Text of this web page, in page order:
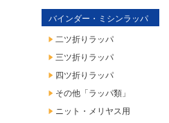
バインダー・ミシンラッパ
二ツ折りラッパ
三ツ折りラッパ
四ツ折りラッパ
その他「ラッパ類」
ニット・メリヤス用